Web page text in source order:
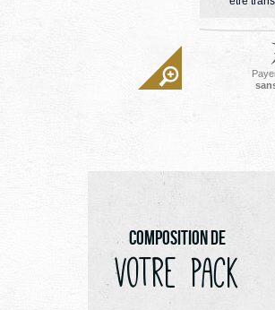
Composition de
votre pack